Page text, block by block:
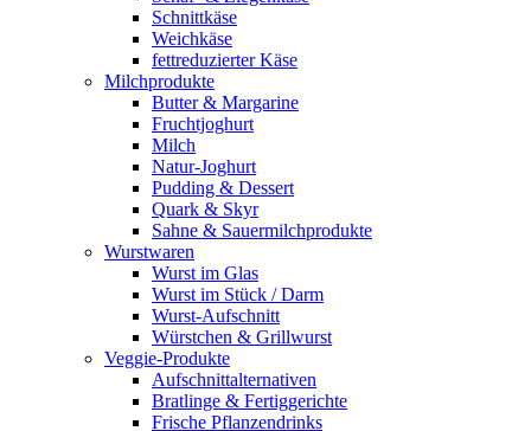
Schnittkäse
Weichkäse
fettreduzierter Käse
Milchprodukte
Butter & Margarine
Fruchtjoghurt
Milch
Natur-Joghurt
Pudding & Dessert
Quark & Skyr
Sahne & Sauermilchprodukte
Wurstwaren
Wurst im Glas
Wurst im Stück / Darm
Wurst-Aufschnitt
Würstchen & Grillwurst
Veggie-Produkte
Aufschnittalternativen
Bratlinge & Fertiggerichte
Frische Pflanzendrinks